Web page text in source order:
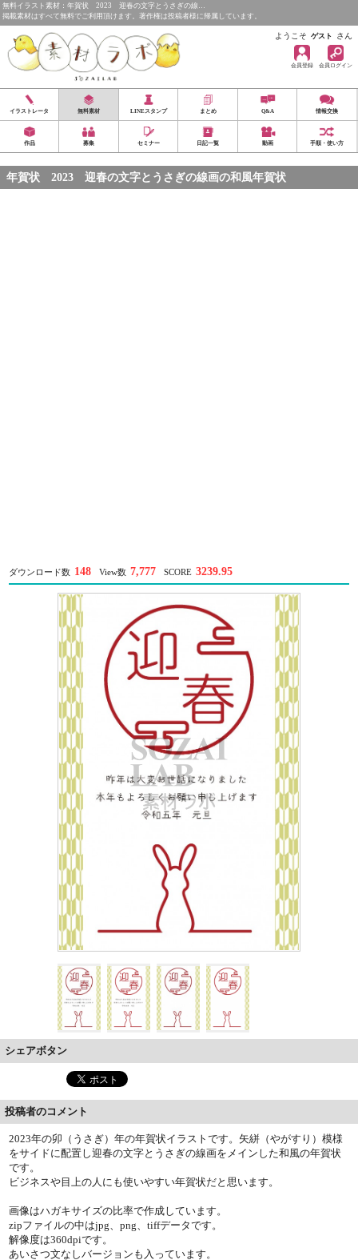
無料イラスト素材：年賀状 2023 迎春の文字とうさぎの線…
掲載素材はすべて無料でご利用頂けます。著作権は投稿者様に帰属しています。
ようこそ ゲスト さん
会員登録 会員ログイン
イラストレータ 無料素材 LINEスタンプ まとめ Q&A 情報交換
作品 募集 セミナー 日記一覧 動画 手順・使い方
年賀状 2023 迎春の文字とうさぎの線画の和風年賀状
ダウンロード数 148 View数 7,777 SCORE 3239.95
シェアボタン
投稿者のコメント
2023年の卯（うさぎ）年の年賀状イラストです。矢絣（やがすり）模様
をサイドに配置し迎春の文字とうさぎの線画をメインした和風の年賀状
です。
ビジネスや目上の人にも使いやすい年賀状だと思います。
画像はハガキサイズの比率で作成しています。
zipファイルの中はjpg、png、tiffデータです。
解像度は360dpiです。
あいさつ文なしバージョンも入っています。